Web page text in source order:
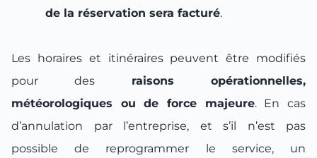
de la réservation sera facturé.
Les horaires et itinéraires peuvent être modifiés
pour des raisons opérationnelles,
météorologiques ou de force majeure. En cas
d’annulation par l’entreprise, et s’il n’est pas
possible de reprogrammer le service, un